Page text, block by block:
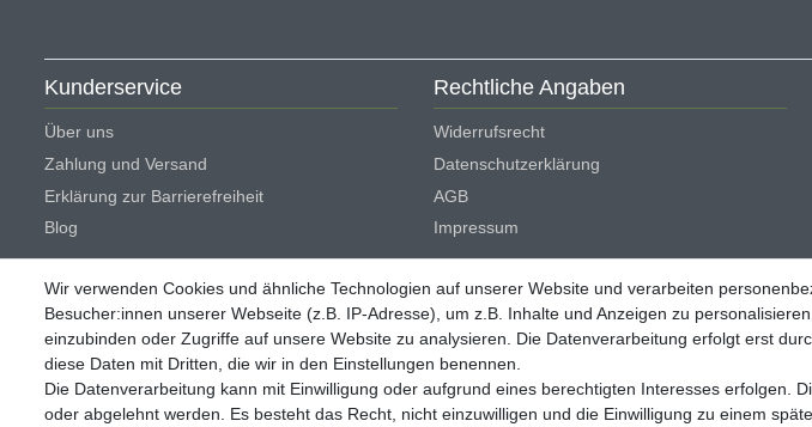
Kunderservice
Über uns
Zahlung und Versand
Erklärung zur Barrierefreiheit
Blog
Rechtliche Angaben
Widerrufsrecht
Datenschutzerklärung
AGB
Impressum
Vertrag widerrufen
* inkl. MwSt.
** Bei Variantenartikeln mit unterschiedlichen Preisen pro Variante bezieht sich die angegebene UVP auf
Wir verwenden Cookies und ähnliche Technologien auf unserer Website und verarbeiten
Besucher:innen unserer Webseite (z.B. IP-Adresse), um z.B. Inhalte und Anzeigen zu
einzubinden oder Zugriffe auf unsere Website zu analysieren. Die Datenverarbeitung erfolgt erst
diese Daten mit Dritten, die wir in den Einstellungen benennen.
Die Datenverarbeitung kann mit Einwilligung oder aufgrund eines berechtigten Interesses erfolgen.
oder abgelehnt werden. Es besteht das Recht, nicht einzuwilligen und die Einwilligung zu einem